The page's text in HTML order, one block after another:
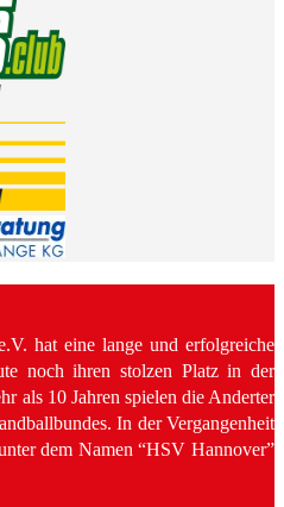
hat eine lange und erfolgreiche
noch ihren stolzen Platz in der
als 10 Jahren spielen die Anderter
In der Vergangenheit
dem Namen “HSV Hannover”